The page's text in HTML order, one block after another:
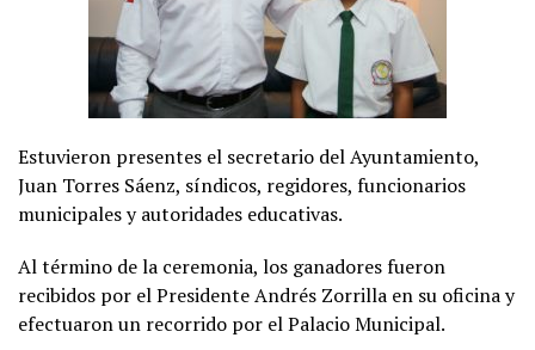
Estuvieron presentes el secretario del Ayuntamiento,
Juan Torres Sáenz, síndicos, regidores, funcionarios
municipales y autoridades educativas.
Al término de la ceremonia, los ganadores fueron
recibidos por el Presidente Andrés Zorrilla en su oficina y
efectuaron un recorrido por el Palacio Municipal.